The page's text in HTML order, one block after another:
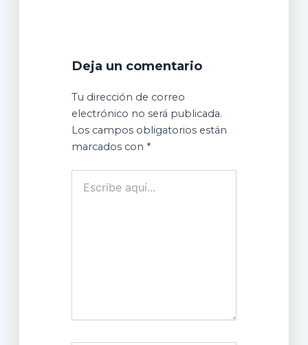
Deja un comentario
Tu dirección de correo
electrónico no será publicada.
Los campos obligatorios están
marcados con *
aquí...